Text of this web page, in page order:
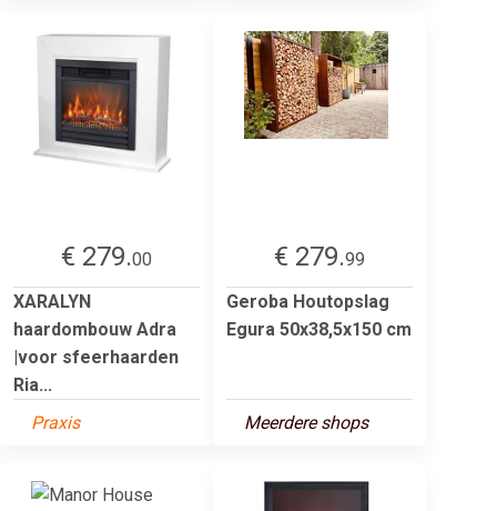
€ 279.00
XARALYN
haardombouw Adra
|voor sfeerhaarden
Ria...
Praxis
€ 279.99
Geroba Houtopslag
Egura 50x38,5x150 cm
Meerdere shops